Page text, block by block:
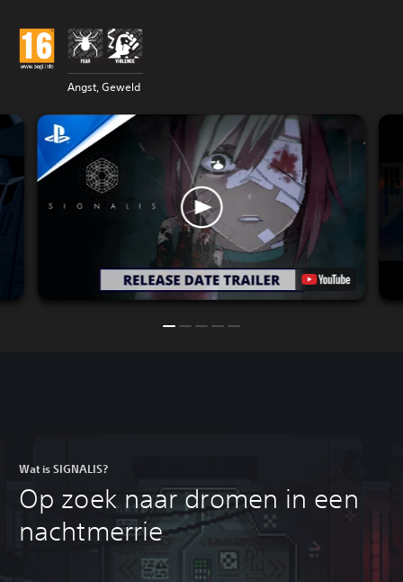
Angst, Geweld
Wat is SIGNALIS?
Op zoek naar dromen in een
nachtmerrie